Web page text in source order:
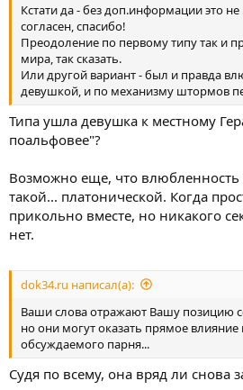
Кстати да - без доп.информации это
согласен, спасибо!
Преодоление по первому типу так и
мира, так сказать.
Или другой вариант - был и правда
девушкой, и по механизму штормов
Типа ушла девушка к местному
поальфовее"?
Возможно еще, что влюбленность
такой... платонической. Когда
прикольно вместе, но никакого
нет.
dok34.ru написал(а):
Ваши слова отражают Вашу позицию
но они могут оказать прямое
обсуждаемого парня...
Судя по всему, она вряд ли снова